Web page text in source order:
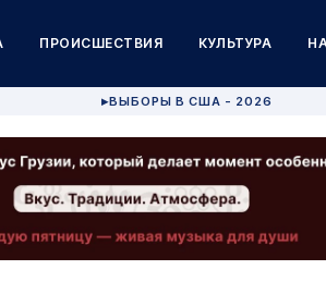
ПРОИСШЕСТВИЯ КУЛЬТУРА
▶ВЫБОРЫ В США - 2026